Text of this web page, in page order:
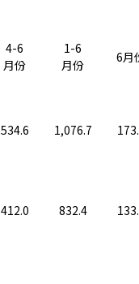
4-6
月份
1-6
月份
6月
534.6 1,076.7
412.0 832.4